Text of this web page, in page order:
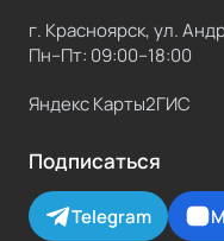
г. Красноярск, ул.
Пн–Пт: 09:00–18:00
Яндекс Карты2ГИС
Подписаться
Telegram